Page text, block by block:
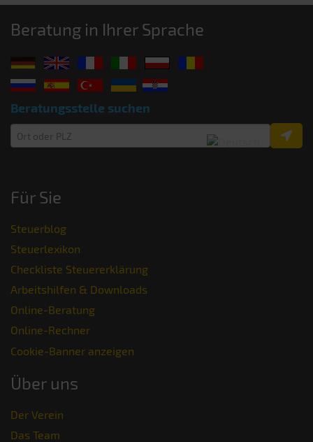
Beratung in Ihrer Sprache
Beratungsstelle suchen
Für Sie
Steuerblog
Steuerlexikon
Checkliste Steuererklärung
Arbeitshilfen & Downloads
Online-Beratung
Online-Rechner
Cookie-Banner anzeigen
Über uns
Der Verein
Das Team